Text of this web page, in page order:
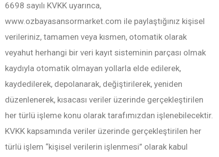
6698 sayılı KVKK uyarınca,
www.ozbayasansormarket.com ile paylaştığınız kişisel
verileriniz, tamamen veya kısmen, otomatik olarak
veyahut herhangi bir veri kayıt sisteminin parçası olmak
kaydıyla otomatik olmayan yollarla elde edilerek,
kaydedilerek, depolanarak, değiştirilerek, yeniden
düzenlenerek, kısacası veriler üzerinde gerçekleştirilen
her türlü işleme konu olarak tarafımızdan işlenebilecektir.
KVKK kapsamında veriler üzerinde gerçekleştirilen her
türlü işlem “kişisel verilerin işlenmesi” olarak kabul